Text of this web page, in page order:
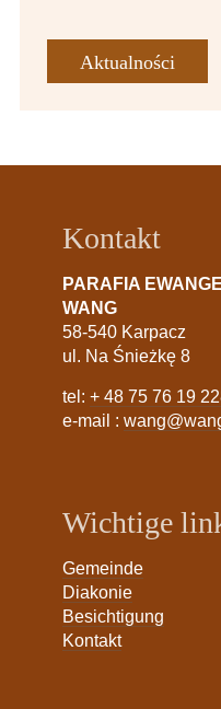
Aktualności
Kontakt
PARAFIA
WANG
58-540 Karpacz
ul. Na Śnieżkę 8
tel: + 48 75 76 19
e-mail :
Wichtige
Gemeinde
Diakonie
Besichtigung
Kontakt